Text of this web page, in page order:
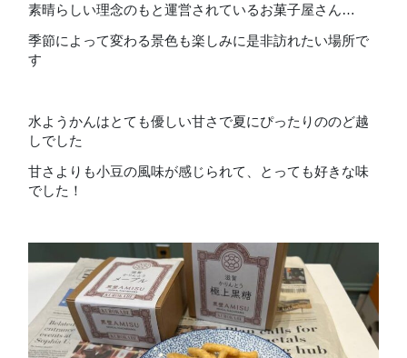
素晴らしい理念のもと運営されているお菓子屋さん…
季節によって変わる景色も楽しみに是非訪れたい場所で
す
水ようかんはとても優しい甘さで夏にぴったりののど越
しでした
甘さよりも小豆の風味が感じられて、とっても好きな味
でした！